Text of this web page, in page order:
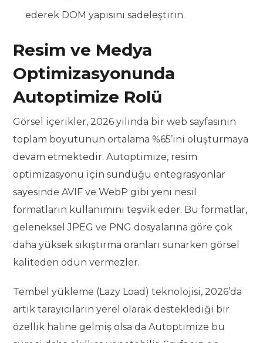
ederek DOM yapısını sadeleştirin.
Resim ve Medya
Optimizasyonunda
Autoptimize Rolü
Görsel içerikler, 2026 yılında bir web sayfasının
toplam boyutunun ortalama %65’ini oluşturmaya
devam etmektedir. Autoptimize, resim
optimizasyonu için sunduğu entegrasyonlar
sayesinde AVIF ve WebP gibi yeni nesil
formatların kullanımını teşvik eder. Bu formatlar,
geleneksel JPEG ve PNG dosyalarına göre çok
daha yüksek sıkıştırma oranları sunarken görsel
kaliteden ödün vermezler.
Tembel yükleme (Lazy Load) teknolojisi, 2026’da
artık tarayıcıların yerel olarak desteklediği bir
özellik haline gelmiş olsa da Autoptimize bu